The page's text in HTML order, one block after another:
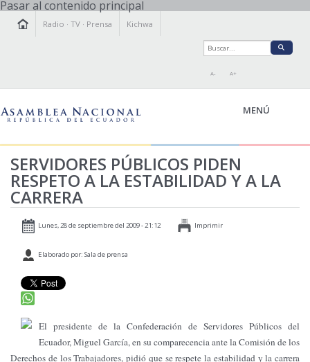
Pasar al contenido principal
Radio ·TV · Prensa Kichwa
A- A+
MENÚ
LA ASAMBLEA
LEGISLAMOS
FISCALIZAMOS
PRENSA
PARTICIPACIÓN
RELACIONES INTERNACIONALES
AGENDA
SERVIDORES PÚBLICOS PIDEN
RESPETO A LA ESTABILIDAD Y A LA
CARRERA
Lunes, 28 de septiembre del 2009 - 21:12 Imprimir
Elaborado por: Sala de prensa
El presidente de la Confederación de Servidores Públicos del
Ecuador, Miguel García, en su comparecencia ante la Comisión de los
Derechos de los Trabajadores, pidió que se respete la estabilidad y la carrera